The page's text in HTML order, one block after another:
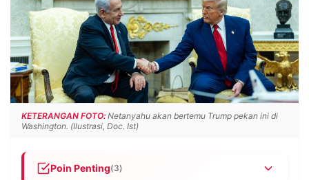
PRIVACY
POLICY
BERITA
WARGA
INFORMASI
IKLAN
KIRIM
TULISAN
PENGADUAN TERM
OF
SERVICE
IKUTI
KAMI
KETERANGAN FOTO: Netanyahu akan bertemu Trump pekan ini di
Washington. (Ilustrasi, Doc. Ist)
Poin Penting(3)